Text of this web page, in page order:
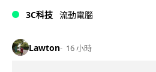
3C科技 流動電腦
Lawton 16 小時